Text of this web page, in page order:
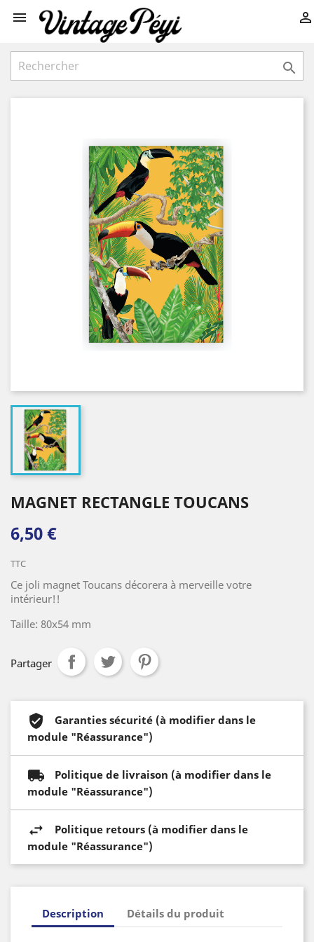
 

MAGNET RECTANGLE TOUCANS
6,50 €
TTC
Ce joli magnet Toucans décorera à merveille votre
intérieur!!
Taille: 80x54 mm
Partager
Garanties sécurité (à modifier dans le
module "Réassurance")
Politique de livraison (à modifier dans le
module "Réassurance")
Politique retours (à modifier dans le
module "Réassurance")
Description Détails du produit